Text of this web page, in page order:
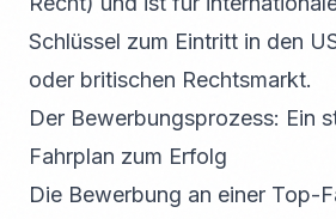
Schlüssel zum Eintritt in den
oder britischen Rechtsmarkt.
Der Bewerbungsprozess: Ein
Fahrplan zum Erfolg
Die Bewerbung an einer Top-